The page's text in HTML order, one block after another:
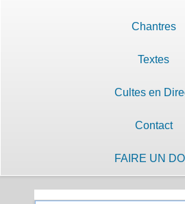
Chantres
Textes
Cultes en
Contact
FAIRE UN